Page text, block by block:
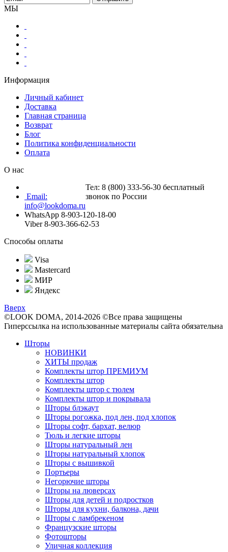
МЫ
Информация
Личный кабинет
Доставка
Главная страница
Возврат
Блог
Политика конфиденциальности
Оплата
О нас
Тел: 8 (800) 333-56-30 бесплатный
звонок по России
Email:
info@lookdoma.ru
WhatsApp 8-903-120-18-00
Viber 8-903-366-62-53
Способы оплаты
Visa
Mastercard
МИР
Яндекс
Вверх
©LOOK DOMA, 2014-2026 ©Все права защищены
Гиперссылка на использованные материалы сайта обязательна
Шторы
НОВИНКИ
ХИТЫ продаж
Комплекты штор ПРЕМИУМ
Комплекты штор
Комплекты штор с тюлем
Комплекты штор и покрывала
Шторы блэкаут
Шторы рогожка, под лен, под хлопок
Шторы софт, бархат, велюр
Тюль и легкие шторы
Шторы натуральный лен
Шторы натуральный хлопок
Шторы с вышивкой
Портьеры
Негорючие шторы
Шторы на люверсах
Шторы для детей и подростков
Шторы для кухни, балкона, дачи
Шторы с ламбрекеном
Французские шторы
Фотошторы
Уличная коллекция